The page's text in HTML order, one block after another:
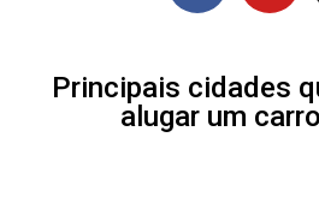
Principais cidades
alugar um